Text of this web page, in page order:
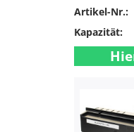
Artikel-Nr.:
Kapazität: